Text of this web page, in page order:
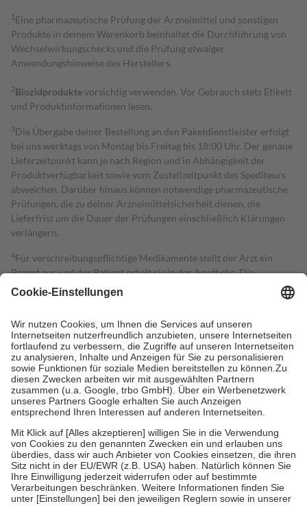
1 Eine pharmazeutische Prüfung der Arzneimittel und sonstigen
Produkte in deinem Warenkorb beinhaltet die Durchführung von
Wechselwirkungschecks und die Prüfung etwaiger
Anwendungshinweise des Herstellers.
2Biozidproduktevorsichtig verwenden. Vor Gebrauch stets Etikett
und Produktinformationen lesen.
3Die Übergabe deiner Bestellung an den Paketdienstleister erfolgt
bei uns werktags von Montag bis Freitag bis 18:00 Uhr. Der genaue
Lieferzeitpunkt kann je nach Region und in Abhängigkeit der
Produktverfügbarkeit sowie vom Zustellzeitpunkt des Spediteurs
abweichen. Darüber hinaus können notwendige pharmazeutische
Prüfungen, die zu deiner Arzneimittelsicherheit dienen, die
Lieferfrist um die Dauer der Prüfungen einschließlich Klärungen
verlängern.
4Für verschreibungspflichtige Medikamente stellt der Arzt ein
Rezept aus und der Patient erhält sie in der Apotheke. Die
gesetzliche Krankenversicherung übernimmt in der Regel die
Kosten dafür, der Versicherte trägt einen Teil davon als Zuzahlung
Grundsätzlich leisten Mitglieder Zuzahlungen in Höhe von zehn
Prozent des Abgabepreises,mindestens jedochfünf Euround
höchstens zehn Euro.Es sind jedoch nie mehr als die tatsächlichen
Kosten der Leistung zu entrichten.
Diese Regeln gelten grundsätzlich auch für Online-Apotheken.
Bei Heilmitteln und häuslicher Krankenpflege beträgt die
Zuzahlung zehn Prozent der Kosten sowie zehn Euro je
Verordnung.
Um das Engagement der Versicherten für ihre eigene Gesundheit zu
stärken und die besondere Stellung der Familie zu unterstützen,
fallenkeine Zuzahlungenan bei:
• Kindern und Jugendlichen bis zum vollendeten 18. Lebensjahr
mit Ausnahme der Fahrkosten